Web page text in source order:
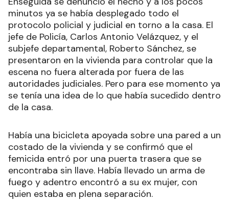
minutos ya se había desplegado todo el
protocolo policial y judicial en torno a la casa. El
jefe de Policía, Carlos Antonio Velázquez, y el
subjefe departamental, Roberto Sánchez, se
presentaron en la vivienda para controlar que la
escena no fuera alterada por fuera de las
autoridades judiciales. Pero para ese momento ya
se tenía una idea de lo que había sucedido dentro
de la casa.
Había una bicicleta apoyada sobre una pared a un
costado de la vivienda y se confirmó que el
femicida entró por una puerta trasera que se
encontraba sin llave. Había llevado un arma de
fuego y adentro encontró a su ex mujer, con
quien estaba en plena separación.